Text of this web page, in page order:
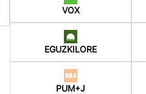
VOX
EGUZKILORE
PUM+J